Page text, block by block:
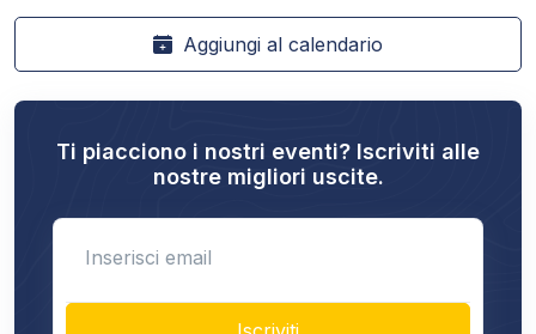
Aggiungi al calendario
Ti piacciono i nostri eventi? Iscriviti alle
nostre migliori uscite.